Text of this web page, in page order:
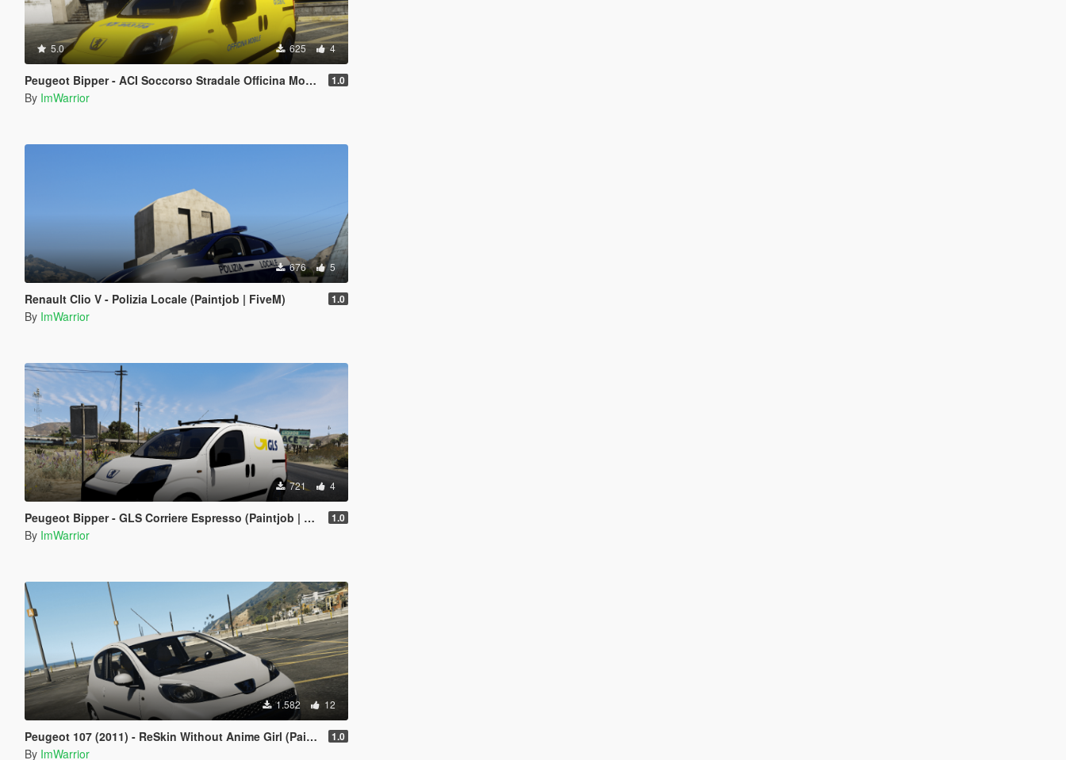
5.0 625 4
Peugeot Bipper - ACI Soccorso Stradale Officina Mobile (Paintjob | FiveM) 1.0
By ImWarrior
676 5
Renault Clio V - Polizia Locale (Paintjob | FiveM) 1.0
By ImWarrior
721 4
Peugeot Bipper - GLS Corriere Espresso (Paintjob | FiveM) 1.0
By ImWarrior
1.582 12
Peugeot 107 (2011) - ReSkin Without Anime Girl (Paintjob | FiveM) 1.0
By ImWarrior